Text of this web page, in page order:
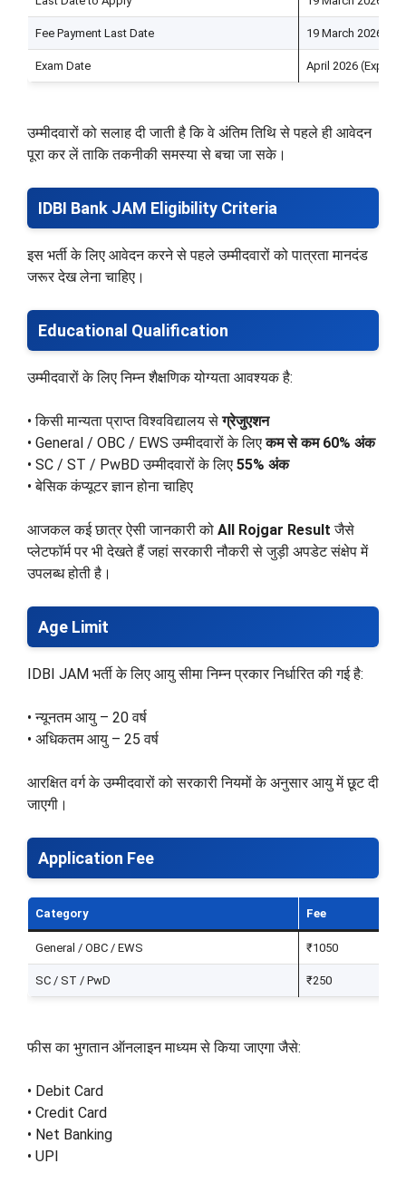
Fee Payment Last Date 19 March 2026
Exam Date April 2026
उम्मीदवारों को सलाह दी जाती है कि वे अंतिम तिथि से पहले ही आवेदन
पूरा कर लें ताकि तकनीकी समस्या से बचा जा सके।
IDBI Bank JAM Eligibility Criteria
इस भर्ती के लिए आवेदन करने से पहले उम्मीदवारों को पात्रता मानदंड
जरूर देख लेना चाहिए।
Educational Qualification
उम्मीदवारों के लिए निम्न शैक्षणिक योग्यता आवश्यक है:
• किसी मान्यता प्राप्त विश्वविद्यालय सेग्रेजुएशन
• General / OBC / EWS उम्मीदवारों के लिएकम से कम 60% अंक
• SC / ST / PwBD उम्मीदवारों के लिए 55% अंक
• बेसिक कंप्यूटर ज्ञान होना चाहिए
आजकल कई छात्र ऐसी जानकारी को All Rojgar Result जैसे
प्लेटफॉर्म पर भी देखते हैं जहां सरकारी नौकरी से जुड़ी अपडेट संक्षेप में
उपलब्ध होती है।
Age Limit
IDBI JAM भर्ती के लिए आयु सीमा निम्न प्रकार निर्धारित की गई है:
• न्यूनतम आयु – 20 वर्ष
• अधिकतम आयु – 25 वर्ष
आरक्षित वर्ग के उम्मीदवारों को सरकारी नियमों के अनुसार आयु में छूट दी
जाएगी।
Application Fee
Category Fee
General / OBC / EWS ₹1050
SC / ST / PwD ₹250
फीस का भुगतान ऑनलाइन माध्यम से किया जाएगा जैसे:
• Debit Card
• Credit Card
• Net Banking
• UPI